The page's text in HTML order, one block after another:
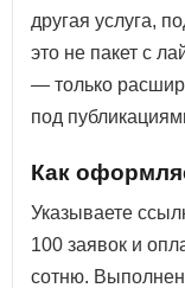
другая услуга,
это не пакет с
— только
под
Как
Указываете
100 заявок и
сотню.